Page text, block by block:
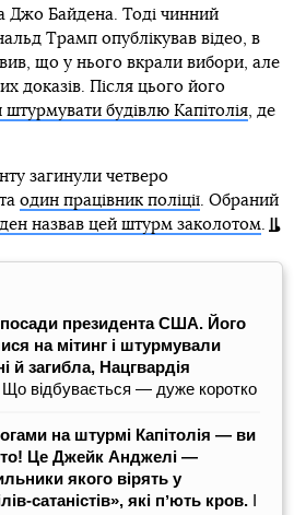
Джо Байдена. Тоді чинний
Трамп опублікував відео, в
що у нього вкрали вибори, але
доказів. Після цього його
штурмувати будівлю Капітолія, де
загинули четверо
один працівник поліції. Обраний
назвав цей штурм заколотом
президента США. Його
на мітинг і штурмували
й загибла, Нацгвардія
Що відбувається — дуже коротко
на штурмі Капітолія — ви
Це Джейк Анджелі —
якого вірять у
сатаністів», які пʼють кров. І